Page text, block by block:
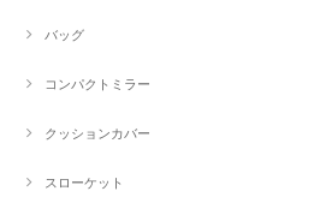
バッグ
コンパクトミラー
クッションカバー
スローケット